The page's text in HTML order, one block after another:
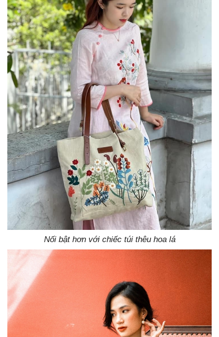
Nối bật hơn với chiếc túi thêu hoa lá